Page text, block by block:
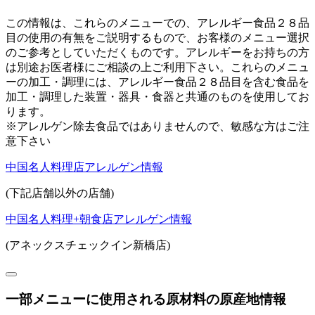
この情報は、これらのメニューでの、アレルギー食品２８品
目の使用の有無をご説明するもので、お客様のメニュー選択
のご参考としていただくものです。アレルギーをお持ちの方
は別途お医者様にご相談の上ご利用下さい。これらのメニュ
ーの加工・調理には、アレルギー食品２８品目を含む食品を
加工・調理した装置・器具・食器と共通のものを使用してお
ります。
※アレルゲン除去食品ではありませんので、敏感な方はご注
意下さい
中国名人料理店アレルゲン情報
(下記店舗以外の店舗)
中国名人料理+朝食店アレルゲン情報
(アネックスチェックイン新橋店)
一部メニューに使用される原材料の原産地情報